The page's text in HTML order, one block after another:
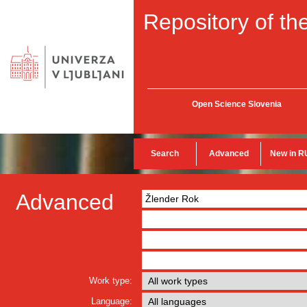
Repository of
Open Science Slovenia
Search Advanced New in
Advanced
Work type:
Language: